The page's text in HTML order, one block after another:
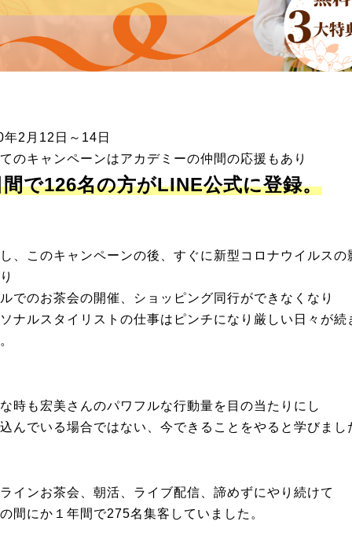
年2月12日～14日
のキャンペーンはアカデミーの仲間の応援もあり
間で126名の方がLINE公式に登録。
、このキャンペーンの後、すぐに新型コロナウイルスの
でのお茶会の開催、ショッピング同行ができなくなり
ナルスタイリストの仕事はピンチになり厳しい日々が続
時も宏美さんのパワフルな行動量を目の当たりにし
んでいる場合ではない、今できることをやると学びまし
インお茶会、朝活、ライブ配信、諦めずにやり続けて
間にか１年間で275名集客していました。